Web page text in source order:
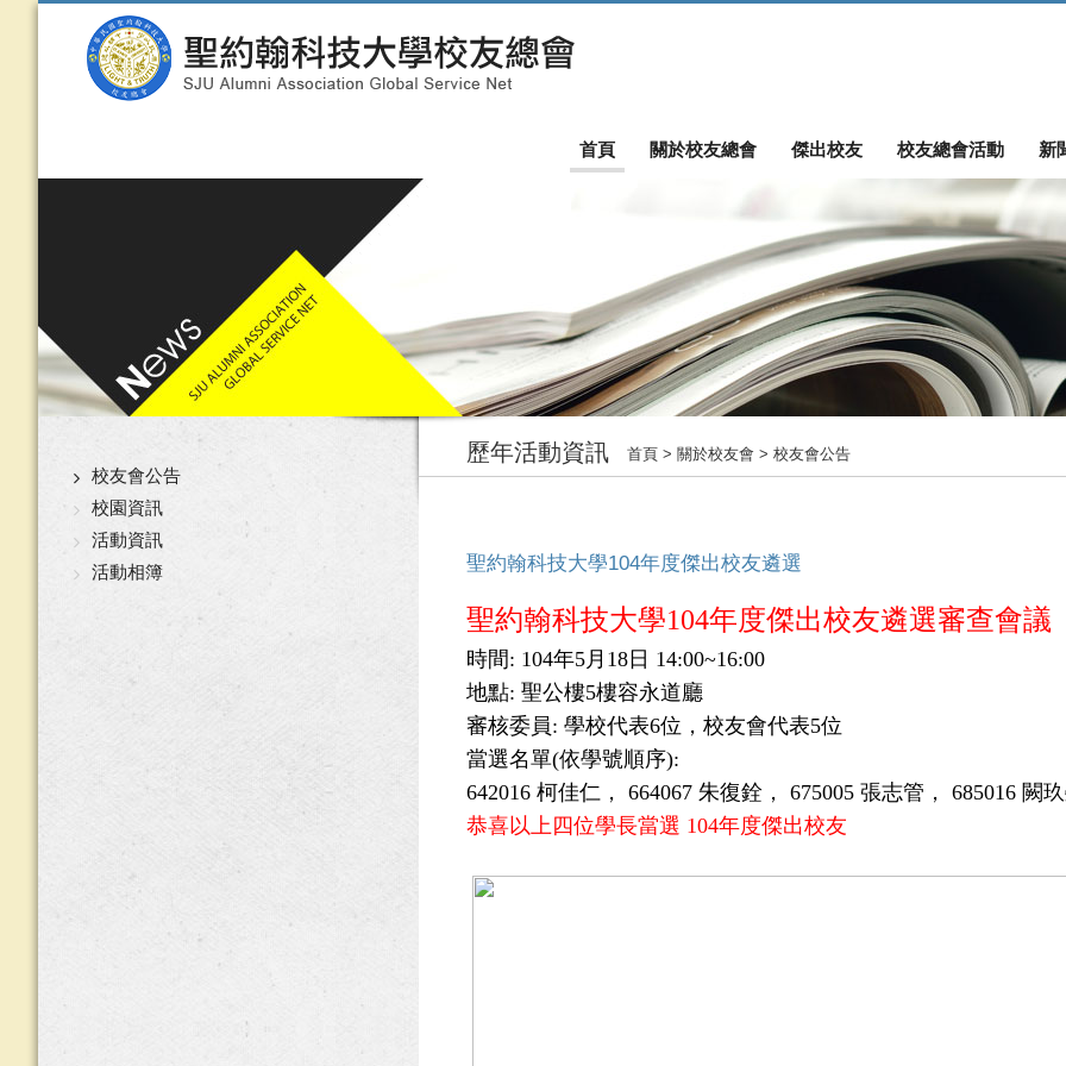
首頁 關於校友總會 傑出校友 校友總會活動 新
校友會公告
校園資訊
活動資訊
活動相簿
歷年活動資訊 首頁 > 關於校友會 > 校友會公告
聖約翰科技大學104年度傑出校友遴選
聖約翰科技大學104年度傑出校友遴選審查會議
時間: 104年5月18日 14:00~16:00
地點: 聖公樓5樓容永道廳
審核委員: 學校代表6位，校友會代表5位
當選名單(依學號順序):
642016 柯佳仁， 664067 朱復銓， 675005 張志管， 685016 闕
恭喜以上四位學長當選 104年度傑出校友